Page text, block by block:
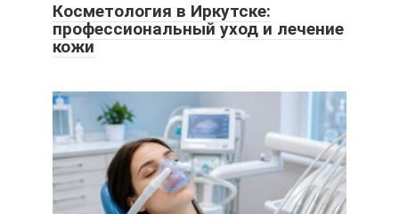
Косметология в Иркутске:
профессиональный уход и лечение
кожи